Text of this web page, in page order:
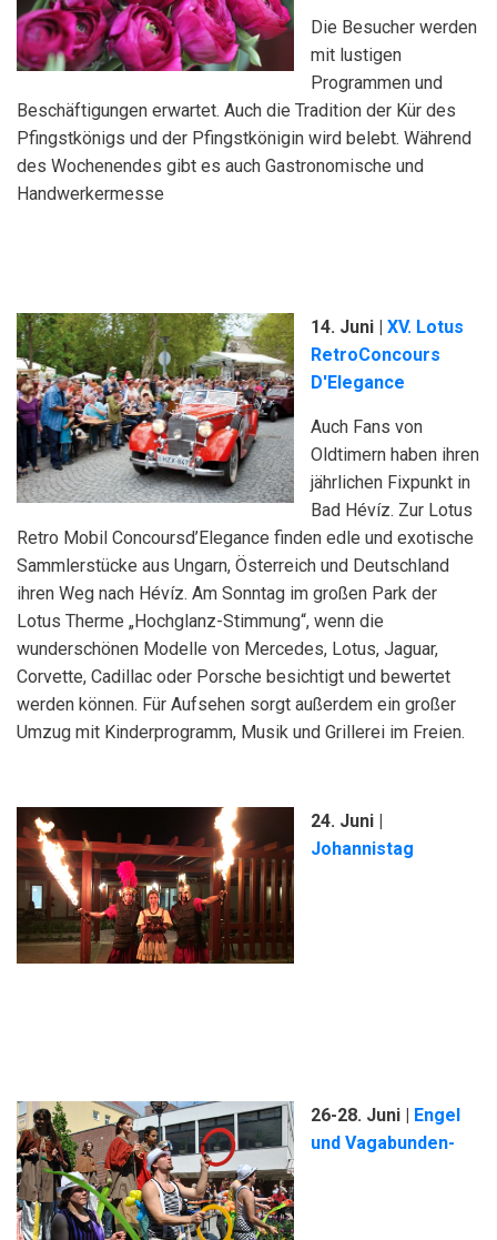
Die Besucher werden
mit lustigen
Programmen und
Beschäftigungen erwartet. Auch die Tradition der Kür des
Pfingstkönigs und der Pfingstkönigin wird belebt. Während
des Wochenendes gibt es auch Gastronomische und
Handwerkermesse
14. Juni | XV. Lotus
RetroConcours
D'Elegance
Auch Fans von
Oldtimern haben ihren
jährlichen Fixpunkt in
Bad Hévíz. Zur Lotus
Retro Mobil Concoursd’Elegance finden edle und exotische
Sammlerstücke aus Ungarn, Österreich und Deutschland
ihren Weg nach Hévíz. Am Sonntag im großen Park der
Lotus Therme „Hochglanz-Stimmung“, wenn die
wunderschönen Modelle von Mercedes, Lotus, Jaguar,
Corvette, Cadillac oder Porsche besichtigt und bewertet
werden können. Für Aufsehen sorgt außerdem ein großer
Umzug mit Kinderprogramm, Musik und Grillerei im Freien.
24. Juni |
Johannistag
26-28. Juni | Engel
und Vagabunden-